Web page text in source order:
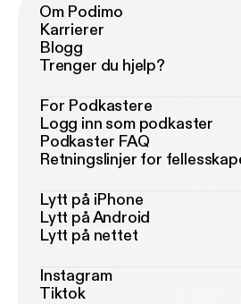
Om Podimo
Karrierer
Blogg
Trenger du hjelp?
For Podkastere
Logg inn som podkaster
Podkaster FAQ
Retningslinjer for
Lytt på iPhone
Lytt på Android
Lytt på nettet
Instagram
Tiktok